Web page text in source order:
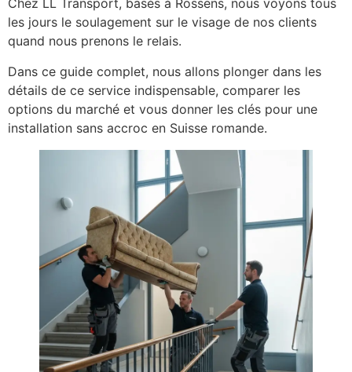
Chez LL Transport, basés à Rossens, nous voyons tous
les jours le soulagement sur le visage de nos clients
quand nous prenons le relais.
Dans ce guide complet, nous allons plonger dans les
détails de ce service indispensable, comparer les
options du marché et vous donner les clés pour une
installation sans accroc en Suisse romande.